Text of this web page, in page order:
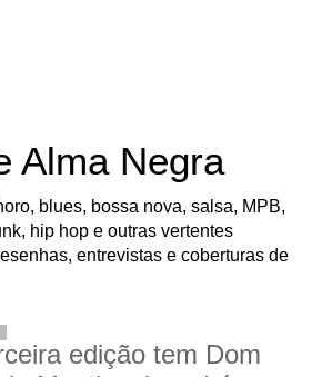
Alma Negra
blues, bossa nova, salsa, MPB,
hip hop e outras vertentes
entrevistas e coberturas de
edição tem Dom